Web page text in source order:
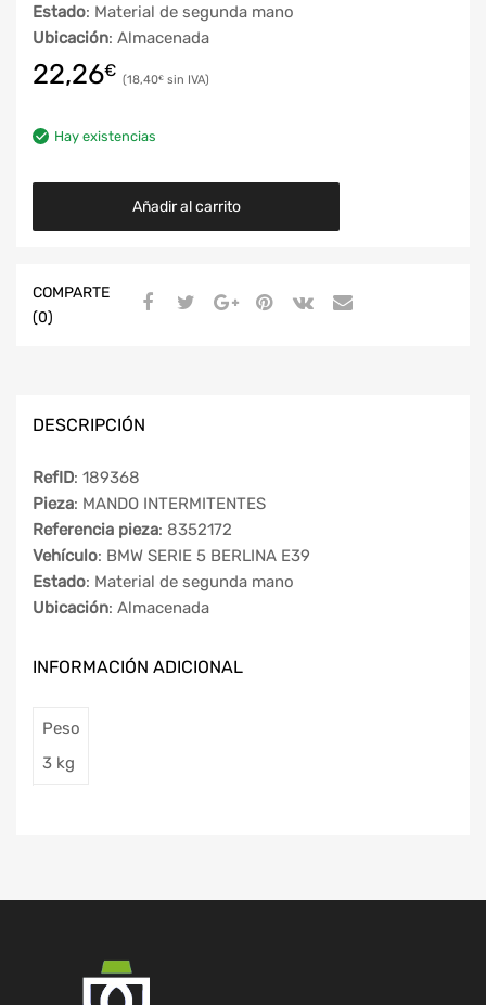
Estado: Material de segunda mano
Ubicación: Almacenada
22,26€ 18,40€
Hay existencias
Añadir al carrito
COMPARTE
(0)
DESCRIPCIÓN
RefID: 189368
Pieza: MANDO INTERMITENTES
Referencia pieza: 8352172
Vehículo: BMW SERIE 5 BERLINA E39
Estado: Material de segunda mano
Ubicación: Almacenada
INFORMACIÓN ADICIONAL
Peso
3 kg